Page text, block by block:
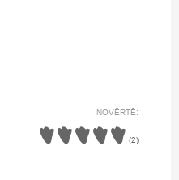
NOVĒRTĒ:
(2)